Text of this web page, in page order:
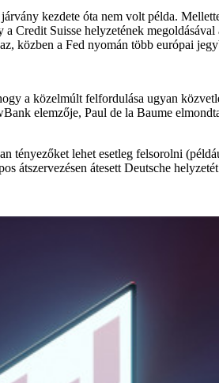
kezdete óta nem volt példa.
Suisse helyzetének
közben a Fed nyomán több európai
a közelmúlt felfordulása ugyan
elemzője, Paul de la Baume
tényezőket lehet esetleg felsorolni
átesett Deutsche